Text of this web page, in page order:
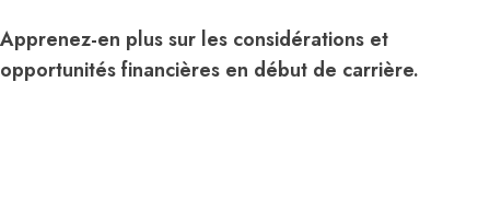
Apprenez-en plus sur les considérations et
opportunités financières en début de carrière.